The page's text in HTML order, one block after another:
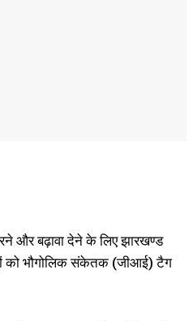
और बढ़ावा देने के लिए झारखण्ड
को भौगोलिक संकेतक (जीआई) टैग